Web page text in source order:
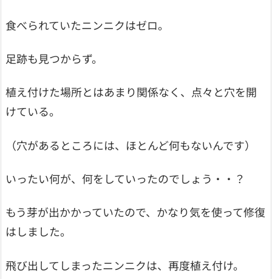
食べられていたニンニクはゼロ。
足跡も見つからず。
植え付けた場所とはあまり関係なく、点々と穴を開
けている。
（穴があるところには、ほとんど何もないんです）
いったい何が、何をしていったのでしょう・・？
もう芽が出かかっていたので、かなり気を使って修復
はしました。
飛び出してしまったニンニクは、再度植え付け。